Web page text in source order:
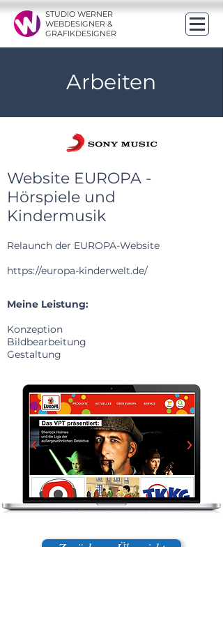
STUDIO WERNER
WEBDESIGNER &
GRAFIKDESIGNER
Arbeiten
Website EUROPA -
Hörspiele und
Kindermusik
Relaunch der EUROPA-Website
https://europa-kinderwelt.de/
Meine Leistung:
Konzeption
Bildbearbeitung
Gestaltung
Zurück zur Übersicht